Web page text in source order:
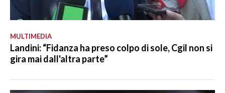
MULTIMEDIA
Landini: “Fidanza ha preso colpo di sole, Cgil non si
gira mai dall'altra parte”